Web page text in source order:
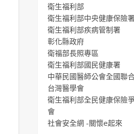
衛生福利部
衛生福利部中央健康保險
衛生福利部疾病管制署
彰化縣政府
衛福部長照專區
衛生福利部國民健康署
中華民國醫師公會全國聯
台灣醫學會
衛生福利部全民健康保險
會
社會安全網 -關懷e起來